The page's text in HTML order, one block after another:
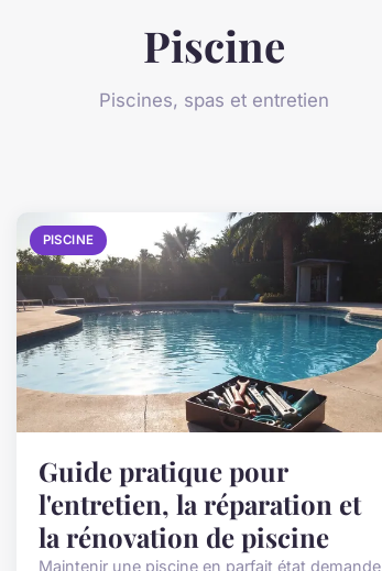
Piscine
Piscines, spas et entretien
PISCINE
Guide pratique pour
l'entretien, la réparation et
la rénovation de piscine
Maintenir une piscine en parfait état demande